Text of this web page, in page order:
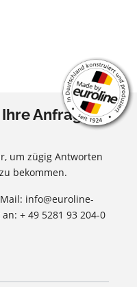
Anfragen
um zügig Antworten
bekommen.
info@euroline-
+ 49 5281 93 204-0